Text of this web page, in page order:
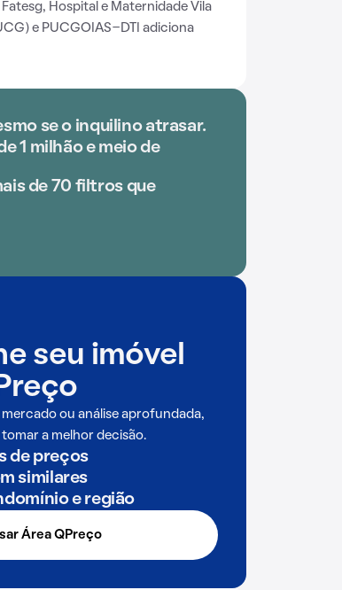
Hospital e Maternidade Vila
e PUCGOIAS-DTI adiciona
se o inquilino atrasar.
1 milhão e meio de
de 70 filtros que
seu imóvel
mercado ou análise aprofundada,
a melhor decisão.
de preços
similares
e região
Área QPreço